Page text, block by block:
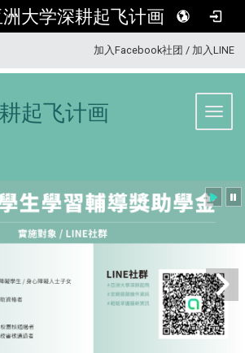
洲大学深耕起飞计画
加入Facebook社团 / 加入LINE
起飞计画